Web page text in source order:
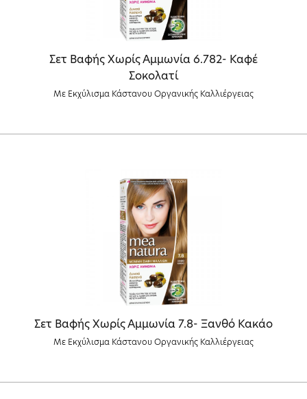
Σετ Βαφής Χωρίς Αμμωνία 6.782- Καφέ
Σοκολατί
Με Εκχύλισμα Κάστανου Οργανικής Καλλιέργειας
Σετ Βαφής Χωρίς Αμμωνία 7.8- Ξανθό Κακάο
Με Εκχύλισμα Κάστανου Οργανικής Καλλιέργειας